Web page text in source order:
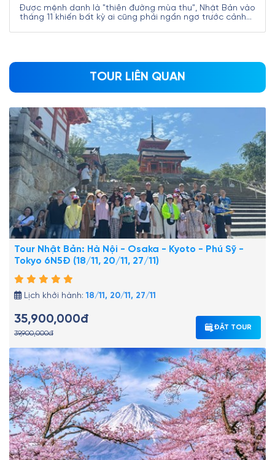
Được mệnh danh là "thiên đường mùa thu", Nhật Bản vào
tháng 11 khiến bất kỳ ai cũng phải ngẩn ngơ trước cảnh
cho chuyến du lịch Nhật Bản tháng 11, đừng bỏ qua trọn
bộ cẩm nang từ Nam A Travel để có một hành trình trọn
vẹn và đầy trải nghiệm đáng nhớ nhé!
TOUR LIÊN QUAN
Tour Nhật Bản: Hà Nội - Osaka - Kyoto - Phú Sỹ -
Tokyo 6N5Đ (18/11, 20/11, 27/11)
Lịch khởi hành:18/11, 20/11, 27/11
35,900,000đ
39,900,000đ
ĐẶT TOUR